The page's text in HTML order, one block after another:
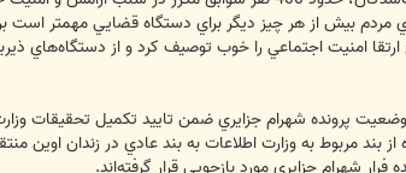
بيش از هر چيز ديگر براي دستگاه قضايي مهمتر است
پرونده شهرام جزايري ضمن تاييد تكميل تحقيقات